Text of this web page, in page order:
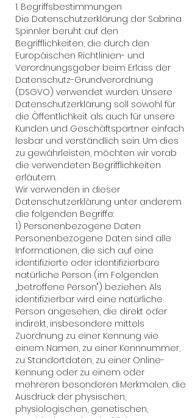
1. Begriffsbestimmungen
Die Datenschutzerklärung der Sabrina
Spinnler beruht auf den
Begrifflichkeiten, die durch den
Europäischen Richtlinien- und
Verordnungsgeber beim Erlass der
Datenschutz-Grundverordnung
(DSGVO) verwendet wurden. Unsere
Datenschutzerklärung soll sowohl für
die Öffentlichkeit als auch für unsere
Kunden und Geschäftspartner einfach
lesbar und verständlich sein. Um dies
zu gewährleisten, möchten wir vorab
die verwendeten Begrifflichkeiten
erläutern.
Wir verwenden in dieser
Datenschutzerklärung unter anderem
die folgenden Begriffe:
1) Personenbezogene Daten
Personenbezogene Daten sind alle
Informationen, die sich auf eine
identifizierte oder identifizierbare
natürliche Person (im Folgenden
„betroffene Person") beziehen. Als
identifizierbar wird eine natürliche
Person angesehen, die direkt oder
indirekt, insbesondere mittels
Zuordnung zu einer Kennung wie
einem Namen, zu einer Kennnummer,
zu Standortdaten, zu einer Online-
Kennung oder zu einem oder
mehreren besonderen Merkmalen, die
Ausdruck der physischen,
physiologischen, genetischen,